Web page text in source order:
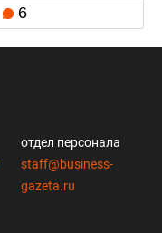
6
отдел персонала
staff@business-
gazeta.ru